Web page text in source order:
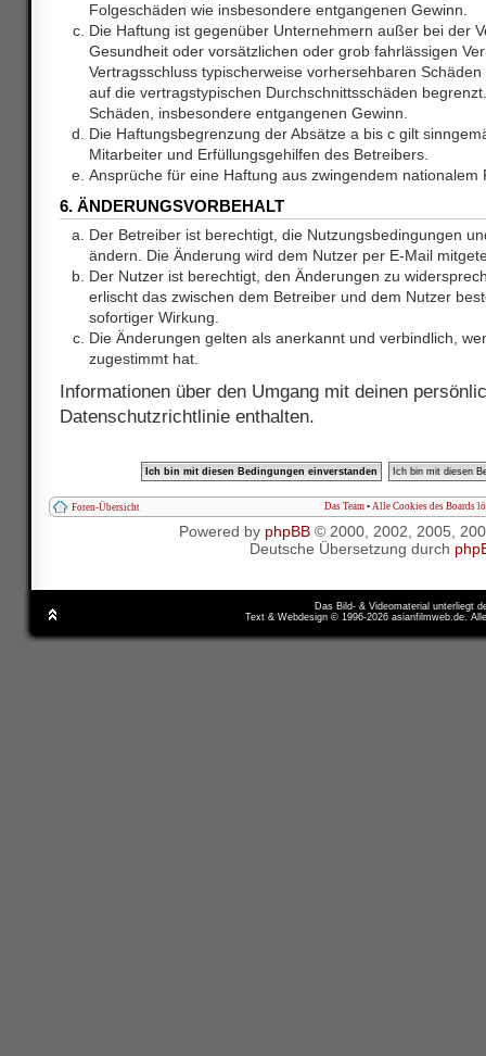
Folgeschäden wie insbesondere entgangenen Gewinn.
Die Haftung ist gegenüber Unternehmern außer bei der
Gesundheit oder vorsätzlichen oder grob fahrlässigen
Vertragsschluss typischerweise vorhersehbaren
auf die vertragstypischen Durchschnittsschäden
Schäden, insbesondere entgangenen Gewinn.
Die Haftungsbegrenzung der Absätze a bis c gilt
Mitarbeiter und Erfüllungsgehilfen des Betreibers.
Ansprüche für eine Haftung aus zwingendem nationalem
6. ÄNDERUNGSVORBEHALT
Der Betreiber ist berechtigt, die Nutzungsbedingungen
ändern. Die Änderung wird dem Nutzer per E-Mail
Der Nutzer ist berechtigt, den Änderungen zu
erlischt das zwischen dem Betreiber und dem Nutzer
sofortiger Wirkung.
Die Änderungen gelten als anerkannt und verbindlich,
zugestimmt hat.
Informationen über den Umgang mit deinen
Datenschutzrichtlinie enthalten.
Foren-Übersicht Das Team • Alle Cookies des Boards
Powered by phpBB© 2000, 2002, 2005,
Deutsche Übersetzung durch
Das Bild- & Videomaterial unterliegt
Text & Webdesign © 1996-2026 asianfilmweb.de.